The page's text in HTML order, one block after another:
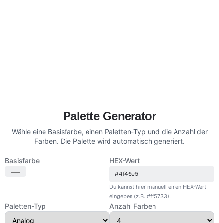
Palette Generator
Wähle eine Basisfarbe, einen Paletten-Typ und die Anzahl der
Farben. Die Palette wird automatisch generiert.
Basisfarbe HEX-Wert
Du kannst hier manuell einen HEX-Wert
eingeben (z.B. #ff5733).
Paletten-Typ Anzahl Farben